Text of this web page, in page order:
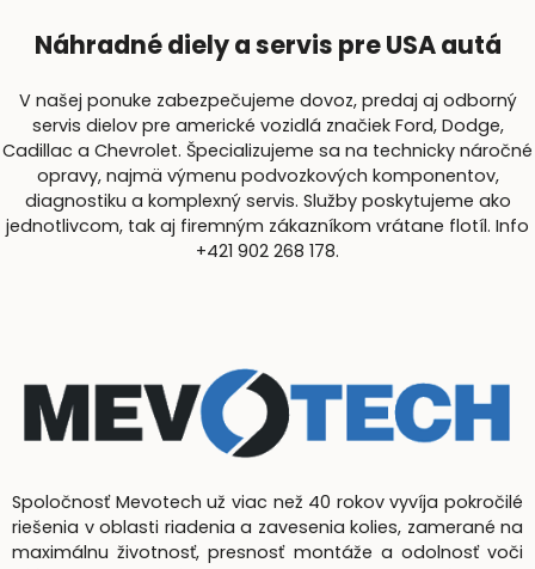
Náhradné diely a servis pre USA autá
V našej ponuke zabezpečujeme dovoz, predaj aj odborný
servis dielov pre americké vozidlá značiek Ford, Dodge,
Cadillac a Chevrolet. Špecializujeme sa na technicky náročné
opravy, najmä výmenu podvozkových komponentov,
diagnostiku a komplexný servis. Služby poskytujeme ako
jednotlivcom, tak aj firemným zákazníkom vrátane flotíl. Info
+421 902 268 178.
Spoločnosť Mevotech už viac než 40 rokov vyvíja pokročilé
riešenia v oblasti riadenia a zavesenia kolies, zamerané na
maximálnu životnosť, presnosť montáže a odolnosť voči